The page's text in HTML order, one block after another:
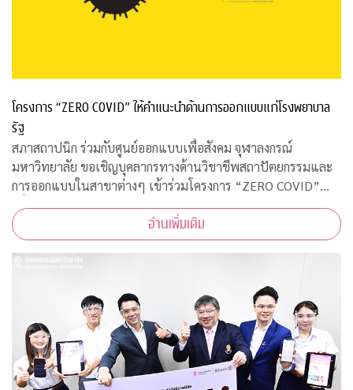
โครงการ “ZERO COVID” ให้คำแนะนำด้านการออกแบบแก่โรงพยาบาล
รัฐ
สภาสถาปนิก ร่วมกับศูนย์ออกแบบเพื่อสังคม จุฬาลงกรณ์
มหาวิทยาลัย ขอเชิญบุคลากรทางด้านวิชาชีพสถาปัตยกรรมและ
การออกแบบในสาขาต่างๆ เข้าร่วมโครงการ “ZERO COVID”
เพื่อให้ความช่วยเหลือด้านการออกแบบแก่โรงพยาบาลของรัฐ
พร้อมคำแนะนำการออกแบบสถานที่รองรับผู้ป่วยจากเชื้อ
อ่านเพิ่มเติม